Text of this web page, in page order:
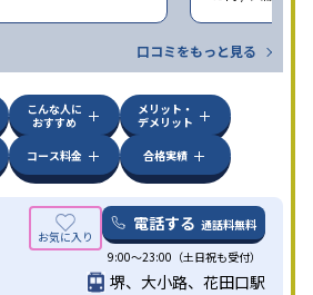
口コミをもっと見る
こんな人に
おすすめ
メリット・
デメリット
コース料金 合格実績
電話する 通話料無料
9:00～23:00（土日祝も受付）
堺、大小路、花田口駅